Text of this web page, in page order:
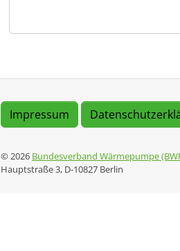
Impressum
© 2026 Bundesverband Wärmepumpe
Hauptstraße 3, D-10827 Berlin